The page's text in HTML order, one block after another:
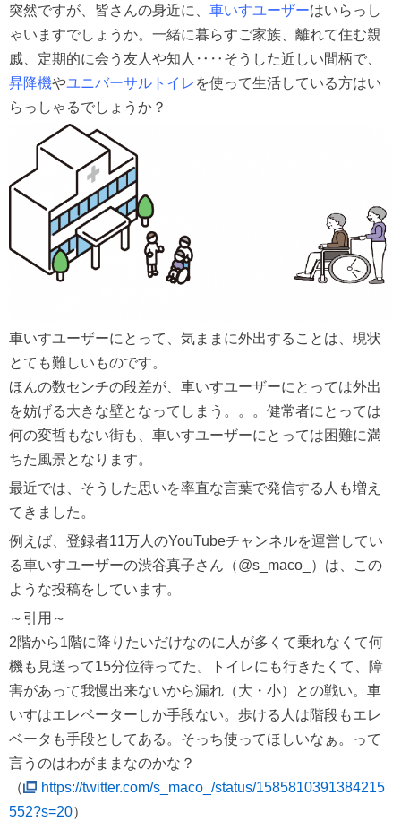
突然ですが、皆さんの身近に、 車いすユーザーはいらっし
ゃいますでしょうか。一緒に暮らすご家族、離れて住む親
戚、定期的に会う友人や知人‥‥そうした近しい間柄で、
昇降機やユニバーサルトイレ を使って生活している方はい
らっしゃるでしょうか？
車いすユーザーにとって、気ままに外出することは、現状
とても難しいものです。
ほんの数センチの段差が、車いすユーザーにとっては外出
を妨げる大きな壁となってしまう。。。健常者にとっては
何の変哲もない街も、車いすユーザーにとっては困難に満
ちた風景となります。
最近では、そうした思いを率直な言葉で発信する人も増え
てきました。
例えば、登録者11万人のYouTubeチャンネルを運営してい
る車いすユーザーの渋谷真子さん（@s_maco_）は、この
ような投稿をしています。
～引用～
2階から1階に降りたいだけなのに人が多くて乗れなくて何
機も見送って15分位待ってた。トイレにも行きたくて、障
害があって我慢出来ないから漏れ（大・小）との戦い。車
いすはエレベーターしか手段ない。歩ける人は階段もエレ
ベータも手段としてある。そっち使ってほしいなぁ。って
言うのはわがままなのかな？
（
https://twitter.com/s_maco_/status/1585810391384215
552?s=20）